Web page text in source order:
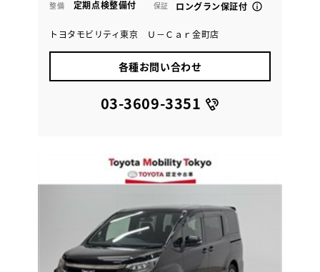
整備 定期点検整備付 保証 ロングラン保証付
トヨタモビリティ東京 Ｕ－Ｃａｒ金町店
各種お問い合わせ
03-3609-3351